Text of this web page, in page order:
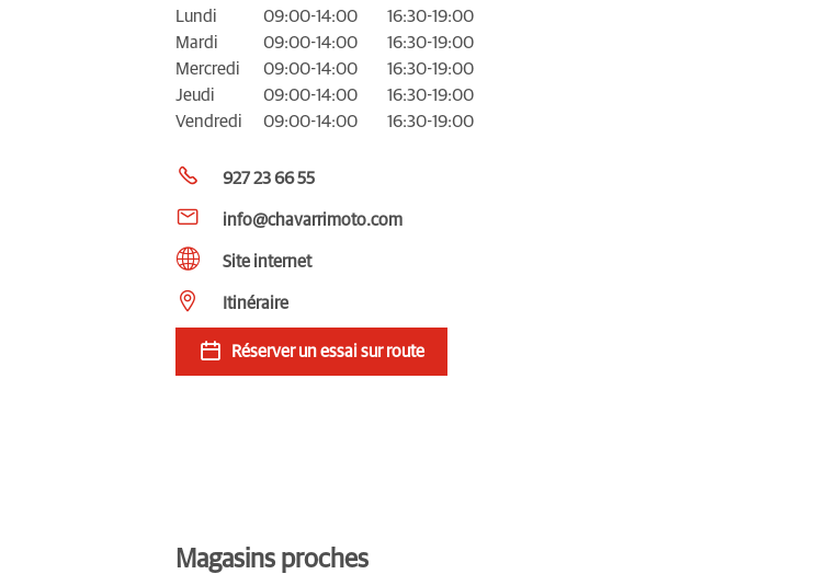
Lundi
09:00-14:00
16:30-19:00
Mardi
09:00-14:00
16:30-19:00
Mercredi
09:00-14:00
16:30-19:00
Jeudi
09:00-14:00
16:30-19:00
Vendredi
09:00-14:00 16:30-19:00
927 23 66 55
info@chavarrimoto.com
Site internet
Itinéraire
Réserver un essai sur route
Magasins proches